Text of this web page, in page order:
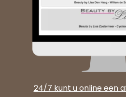
24/7 kunt u online een